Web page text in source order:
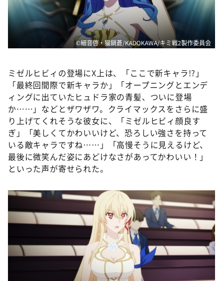
©細音啓・猫鍋蒼/KADOKAWA/キミ戦2製作委員会
ミゼルヒビィの登場にX上は、「ここで新キャラ!?」
「最終回間際で新キャラか」「オープニングとエンデ
ィングに出ていたヒュドラ家の青髪、ついに登場
か……」などとザワザワ。クライマックスをさらに盛
り上げてくれそうな彼女に、「ミゼルヒビィ顔良す
ぎ」「美しくてかわいいけど、恐ろしい強さを持って
いる敵キャラですね……」「高慢そうに見えるけど、
最後に微笑んだ姿にあどけなさがあってかわいい！」
といった声が寄せられた。